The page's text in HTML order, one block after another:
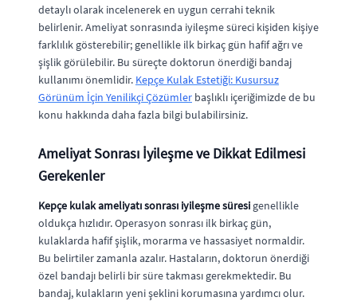
detaylı olarak incelenerek en uygun cerrahi teknik
belirlenir. Ameliyat sonrasında iyileşme süreci kişiden kişiye
farklılık gösterebilir; genellikle ilk birkaç gün hafif ağrı ve
şişlik görülebilir. Bu süreçte doktorun önerdiği bandaj
kullanımı önemlidir. Kepçe Kulak Estetiği: Kusursuz
Görünüm İçin Yenilikçi Çözümler başlıklı içeriğimizde de bu
konu hakkında daha fazla bilgi bulabilirsiniz.
Ameliyat Sonrası İyileşme ve Dikkat Edilmesi
Gerekenler
Kepçe kulak ameliyatı sonrası iyileşme süresi genellikle
oldukça hızlıdır. Operasyon sonrası ilk birkaç gün,
kulaklarda hafif şişlik, morarma ve hassasiyet normaldir.
Bu belirtiler zamanla azalır. Hastaların, doktorun önerdiği
özel bandajı belirli bir süre takması gerekmektedir. Bu
bandaj, kulakların yeni şeklini korumasına yardımcı olur.